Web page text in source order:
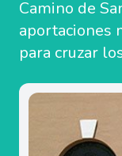
Camino de
aportaciones
para cruzar